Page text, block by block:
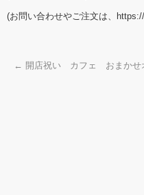
(お問い合わせやご注文は、
← 開店祝い カフェ おまか